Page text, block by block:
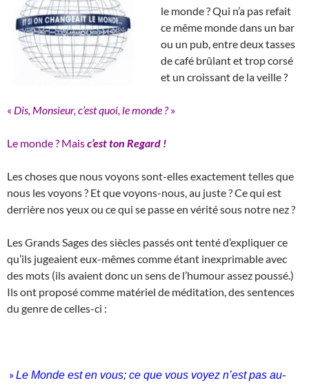
le monde ? Qui n’a pas refait
ce même monde dans un bar
ou un pub, entre deux tasses
de café brûlant et trop corsé
et un croissant de la veille ?
« Dis, Monsieur, c’est quoi, le monde ?»
Le monde ? Maisc’estton Regard !
Les choses que nous voyons sont-elles exactement telles que
nous les voyons ? Et que voyons-nous, au juste ? Ce qui est
derrière nos yeux ou ce qui se passe en vérité sous notre nez ?
Les Grands Sages des siècles passés ont tenté d’expliquer ce
qu’ils jugeaient eux-mêmes comme étant inexprimable avec
des mots (ils avaient donc un sens de l’humour assez poussé.)
Ils ont proposé comme matériel de méditation, des sentences
du genre de celles-ci :
»Le Monde est en vous; ce que vous voyez n’est pas au-